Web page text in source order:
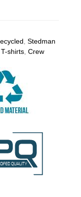
, Stedman
T-shirts, Crew